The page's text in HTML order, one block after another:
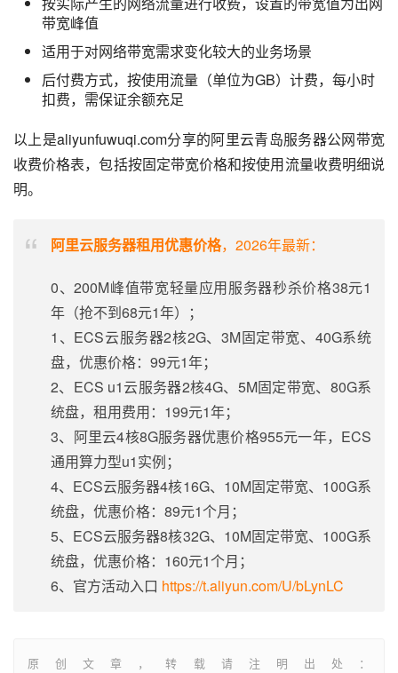
带宽峰值
适用于对网络带宽需求变化较大的业务场景
后付费方式，按使用流量（单位为GB）计费，每小时
扣费，需保证余额充足
以上是aliyunfuwuqi.com分享的阿里云青岛服务器公网带宽
收费价格表，包括按固定带宽价格和按使用流量收费明细说
明。
阿里云服务器租用优惠价格，2026年最新：
0、200M峰值带宽轻量应用服务器秒杀价格38元1
年（抢不到68元1年）；
1、ECS云服务器2核2G、3M固定带宽、40G系统
盘，优惠价格：99元1年；
2、ECS u1云服务器2核4G、5M固定带宽、80G系
统盘，租用费用：199元1年；
3、阿里云4核8G服务器优惠价格955元一年，ECS
通用算力型u1实例；
4、ECS云服务器4核16G、10M固定带宽、100G系
统盘，优惠价格：89元1个月；
5、ECS云服务器8核32G、10M固定带宽、100G系
统盘，优惠价格：160元1个月；
6、官方活动入口 https://t.aliyun.com/U/bLynLC
原创文章，转载请注明出处：